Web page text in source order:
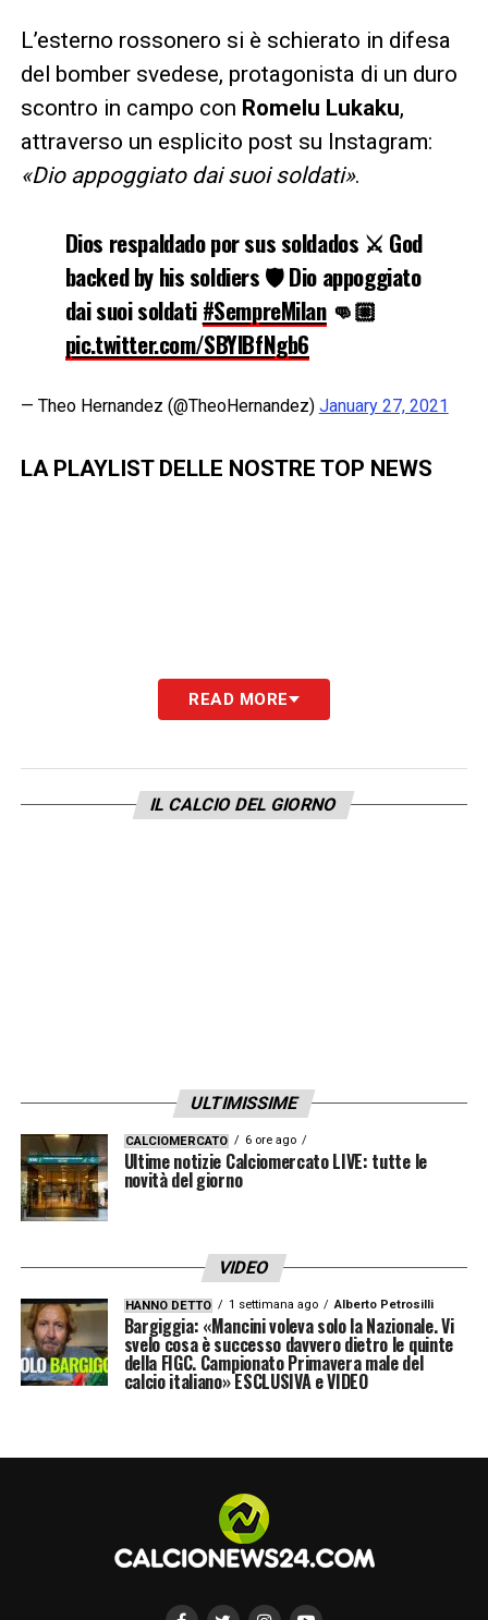
L’esterno rossonero si è schierato in difesa
del bomber svedese, protagonista di un duro
scontro in campo con Romelu Lukaku,
attraverso un esplicito post su Instagram:
«Dio appoggiato dai suoi soldati».
Dios respaldado por sus soldados ⚔️ God
backed by his soldiers 🛡 Dio appoggiato
dai suoi soldati#SempreMilan👊🏼
pic.twitter.com/SBYlBfNgb6
— Theo Hernandez (@TheoHernandez) January 27, 2021
LA PLAYLIST DELLE NOSTRE TOP NEWS
READ MORE
IL CALCIO DEL GIORNO
ULTIMISSIME
CALCIOMERCATO 6 ore ago
Ultime notizie Calciomercato LIVE: tutte le
novità del giorno
VIDEO
HANNO DETTO 1 settimana ago Alberto Petrosilli
Bargiggia: «Mancini voleva solo la Nazionale. Vi
svelo cosa è successo davvero dietro le quinte
della FIGC. Campionato Primavera male del
calcio italiano» ESCLUSIVA e VIDEO